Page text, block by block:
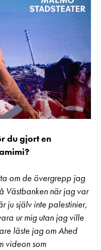
du gjort en
om de övergrepp jag
Västbanken när jag var
ju själv inte palestinier,
ur mig utan jag ville
läste jag om Ahed
videon som